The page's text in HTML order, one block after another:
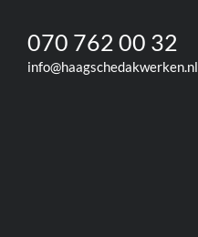
070 762 00 32
info@haagschedakwerken.nl